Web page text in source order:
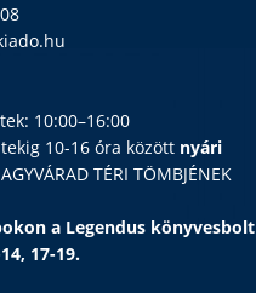
10:00–16:00
10-16 óra között nyári
TÉRI TÖMBJÉNEK
a Legendus könyvesbolt
17-19.